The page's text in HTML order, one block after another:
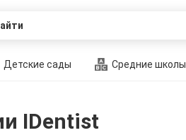
Детские сады Средние школы
IDentist